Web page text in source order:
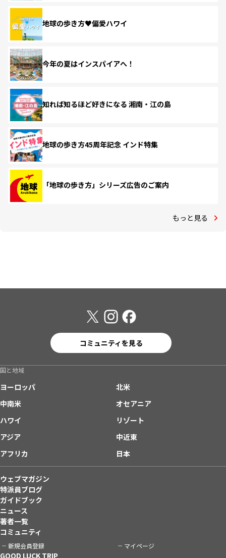
地球の歩き方♥偏愛ハワイ
今年の夏はインスパイアへ！
知れば知るほど好きになる 湘南・江の島
地球の歩き方45周年記念 インド特集
「地球の歩き方」シリーズ広告のご案内
もっと見る
コミュニティを見る
国と地域
ヨーロッパ
北米
中南米
オセアニア
ハワイ
リゾート
アジア
中近東
アフリカ
日本
ウェブマガジン
特派員ブログ
ガイドブック
ニュース
著者一覧
コミュニティ
新規会員登録 マイページ
GOOD LUCK TRIP